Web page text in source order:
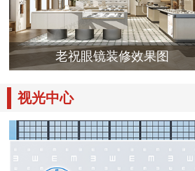
老祝眼镜装修效果图
视光中心